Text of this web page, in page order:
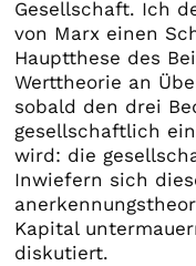
Gesellschaft. Ich
von Marx einen
Hauptthese des
Werttheorie an
sobald den drei
gesellschaftlich
wird: die
Inwiefern sich
Kapital
diskutiert.